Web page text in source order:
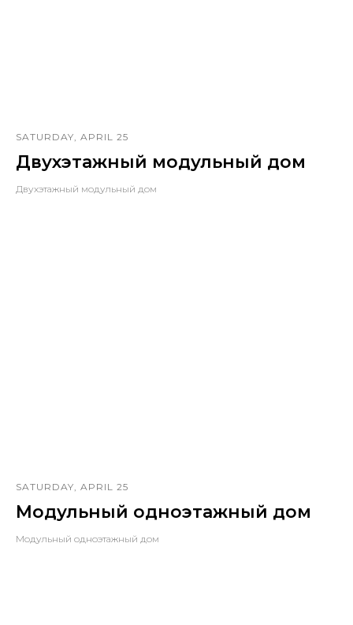
SATURDAY, APRIL 25
Двухэтажный модульный дом
Двухэтажный модульный дом
SATURDAY, APRIL 25
Модульный одноэтажный дом
Модульный одноэтажный дом